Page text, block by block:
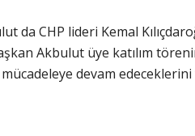
da CHP lideri Kemal
Akbulut üye katılım
devam